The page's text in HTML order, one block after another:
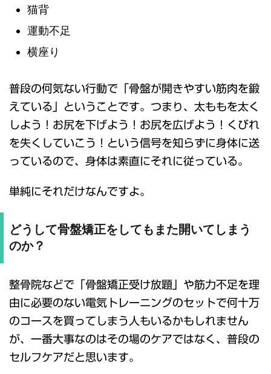
猫背
運動不足
横座り
普段の何気ない行動で「骨盤が開きやすい筋肉を鍛
えている」ということです。つまり、太ももを太く
しよう！お尻を下げよう！お尻を広げよう！くびれ
を失くしていこう！という信号を知らずに身体に送
っているので、身体は素直にそれに従っている。
単純にそれだけなんですよ。
どうして骨盤矯正をしてもまた開いてしまう
のか？
整骨院などで「骨盤矯正受け放題」や筋力不足を理
由に必要のない電気トレーニングのセットで何十万
のコースを買ってしまう人もいるかもしれません
が、一番大事なのはその場のケアではなく、普段の
セルフケアだと思います。